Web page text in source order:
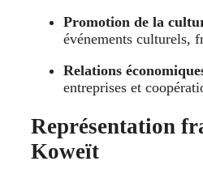
Promotion de la
événements culturels,
Relations
entreprises et
Représentation
Koweït